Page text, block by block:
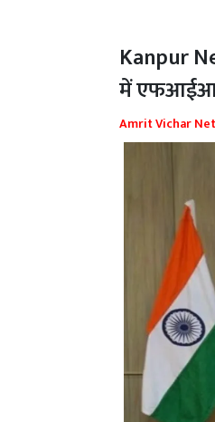
Kanpur
में एफआईआर
Amrit Vichar